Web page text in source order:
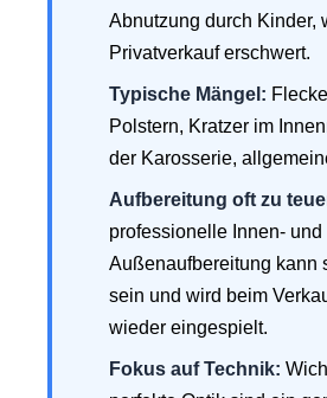
Abnutzung durch Kinder,
Privatverkauf erschwert.
Typische Mängel:
Polstern, Kratzer im
der Karosserie,
Aufbereitung oft zu
professionelle Innen- und
Außenaufbereitung kann
sein und wird beim
wieder eingespielt.
Fokus auf Technik: